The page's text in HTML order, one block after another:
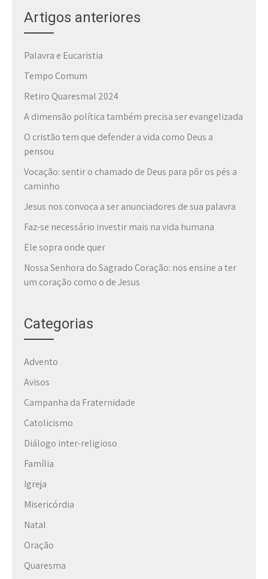
Artigos anteriores
Palavra e Eucaristia
Tempo Comum
Retiro Quaresmal 2024
A dimensão política também precisa ser evangelizada
O cristão tem que defender a vida como Deus a
pensou
Vocação: sentir o chamado de Deus para pôr os pés a
caminho
Jesus nos convoca a ser anunciadores de sua palavra
Faz-se necessário investir mais na vida humana
Ele sopra onde quer
Nossa Senhora do Sagrado Coração: nos ensine a ter
um coração como o de Jesus
Categorias
Advento
Avisos
Campanha da Fraternidade
Catolicismo
Diálogo inter-religioso
Família
Igreja
Misericórdia
Natal
Oração
Quaresma